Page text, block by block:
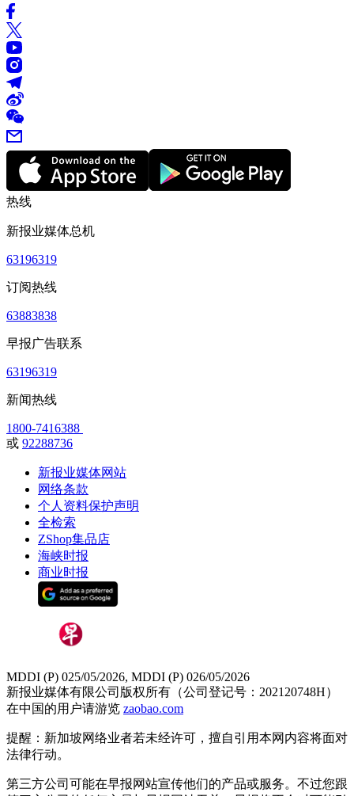
热线
新报业媒体总机
63196319
订阅热线
63883838
早报广告联系
63196319
新闻热线
1800-7416388
或 92288736
新报业媒体网站
网络条款
个人资料保护声明
全检索
ZShop集品店
海峡时报
商业时报
MDDI (P) 025/05/2026, MDDI (P) 026/05/2026
新报业媒体有限公司版权所有（公司登记号：202120748H）
在中国的用户请游览 zaobao.com
提醒：新加坡网络业者若未经许可，擅自引用本网内容将面对
法律行动。
第三方公司可能在早报网站宣传他们的产品或服务。不过您跟